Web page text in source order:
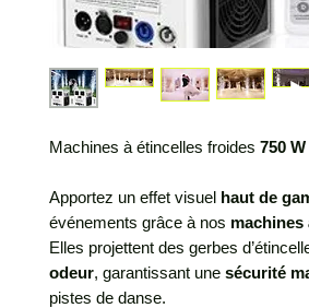
Machines à étincelles froides 750 W
Apportez un effet visuel haut de
événements grâce à nos machines
Elles projettent des gerbes
odeur, garantissant une sécurité
pistes de danse.